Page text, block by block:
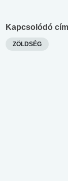
Kapcsolódó
ZÖLDSÉG